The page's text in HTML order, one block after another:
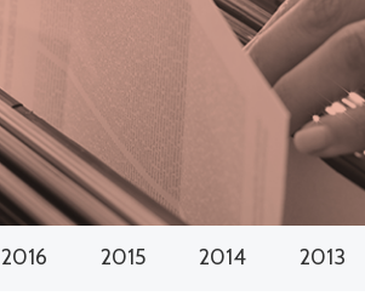
2016 2015 2014 2013